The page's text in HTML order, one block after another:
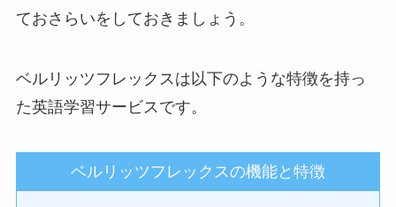
ておさらいをしておきましょう。
ベルリッツフレックスは以下のような特徴を持っ
た英語学習サービスです。
ベルリッツフレックスの機能と特徴